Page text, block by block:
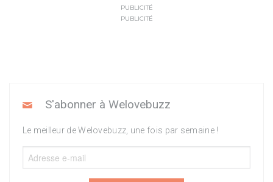
PUBLICITÉ
PUBLICITÉ
S'abonner à Welovebuzz
Le meilleur de Welovebuzz, une fois par semaine !